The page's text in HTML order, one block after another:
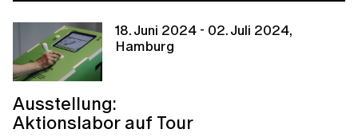
18. Juni 2024 - 02. Juli 2024,
Hamburg
Ausstellung:
Aktionslabor auf Tour